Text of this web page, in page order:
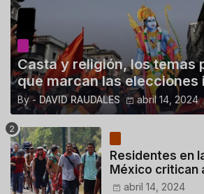
Casta y religión, los temas
que marcan las elecciones
By - DAVID RAUDALES abril 14, 2024
Residentes en
México critican
110 dólares a
abril 14, 2024